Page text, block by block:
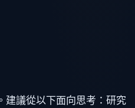
建議從以下面向思考：研究